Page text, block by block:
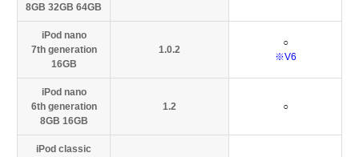
8GB 32GB 64GB
iPod nano
7th generation
16GB
1.0.2
○
※V6
iPod nano
6th generation
8GB 16GB
1.2 ○
iPod classic